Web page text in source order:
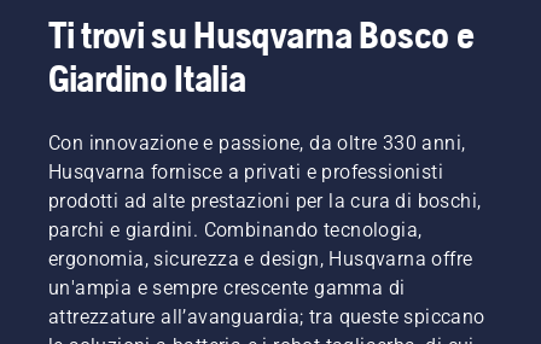
Ti trovi su Husqvarna Bosco e
Giardino Italia
Con innovazione e passione, da oltre 330 anni,
Husqvarna fornisce a privati e professionisti
prodotti ad alte prestazioni per la cura di boschi,
parchi e giardini. Combinando tecnologia,
ergonomia, sicurezza e design, Husqvarna offre
un'ampia e sempre crescente gamma di
attrezzature all’avanguardia; tra queste spiccano